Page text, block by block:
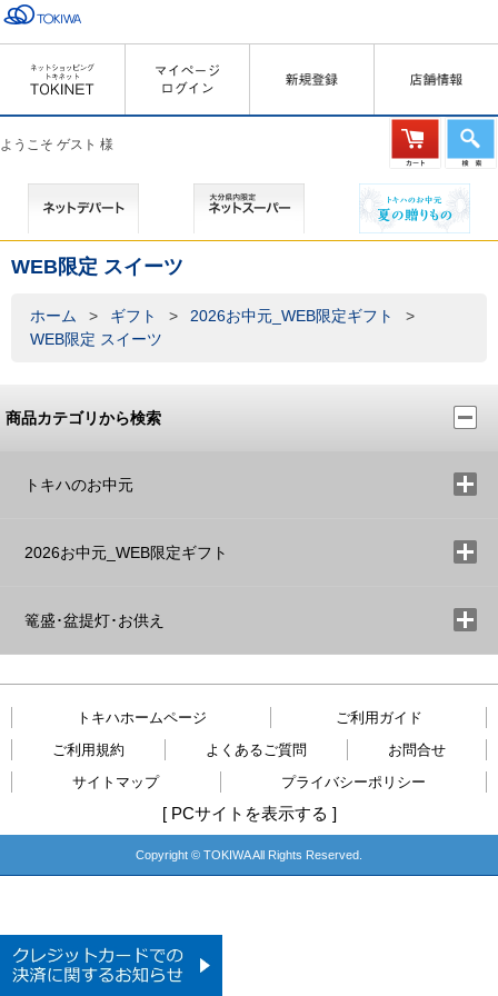
ようこそ ゲスト 様
WEB限定 スイーツ
ホーム > ギフト > 2026お中元_WEB限定ギフト
>
WEB限定 スイーツ
商品カテゴリから検索
トキハのお中元
2026お中元_WEB限定ギフト
篭盛･盆提灯･お供え
トキハホームページ
ご利用ガイド
ご利用規約
よくあるご質問
お問合せ
サイトマップ
プライバシーポリシー
[ PCサイトを表示する ]
Copyright © TOKIWA All Rights Reserved.